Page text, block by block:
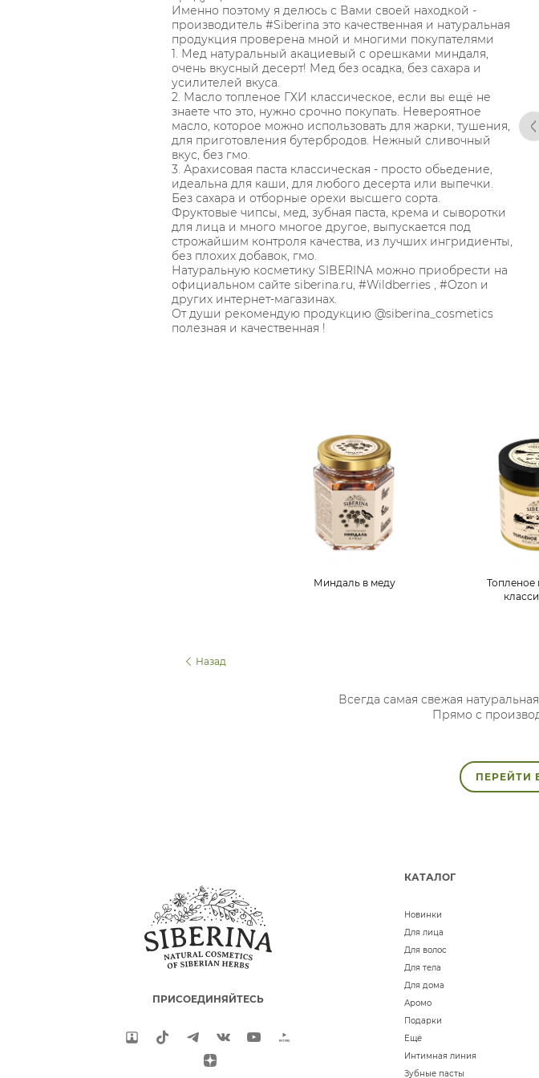
Именно поэтому я делюсь с Вами своей находкой -
производитель #Siberina это качественная и натуральная
продукция проверена мной и многими покупателями
1. Мед натуральный акациевый с орешками миндаля,
очень вкусный десерт! Мед без осадка, без сахара и
усилителей вкуса.
2. Масло топленое ГХИ классическое, если вы ещё не
знаете что это, нужно срочно покупать. Невероятное
масло, которое можно использовать для жарки, тушения,
для приготовления бутербродов. Нежный сливочный
вкус, без гмо.
3. Арахисовая паста классическая - просто обьедение,
идеальна для каши, для любого десерта или выпечки.
Без сахара и отборные орехи высшего сорта.
Фруктовые чипсы, мед, зубная паста, крема и сыворотки
для лица и много многое другое, выпускается под
строжайшим контроля качества, из лучших ингридиенты,
без плохих добавок, гмо.
Натуральную косметику SIBERINA можно приобрести на
официальном сайте siberina.ru, #Wildberries , #Ozon и
других интернет-магазинах.
От души рекомендую продукцию @siberina_cosmetics
полезная и качественная !
Миндаль в меду
Топленое
Назад
Всегда самая свежая
Прямо с
ПЕРЕЙТИ
ПРИСОЕДИНЯЙТЕСЬ
КАТАЛОГ
Новинки
Для лица
Для волос
Для тела
Для дома
Аромо
Подарки
Ещё
Интимная линия
Зубные пасты